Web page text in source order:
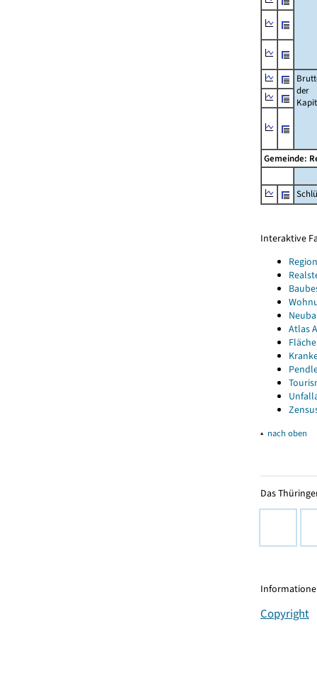
der
Gemeinde:
Interaktive
Atlas
▴ nach oben
Das
Copyright